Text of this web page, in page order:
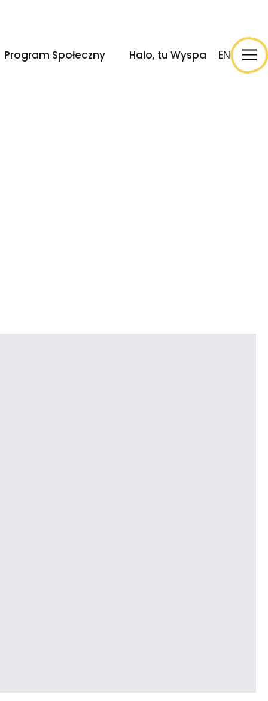
Program Społeczny Halo, tu Wyspa EN